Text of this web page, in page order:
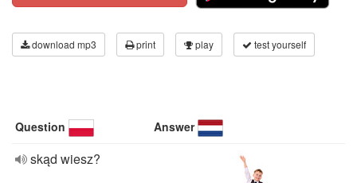
download mp3 print play test yourself
Question Answer
skąd wiesz?